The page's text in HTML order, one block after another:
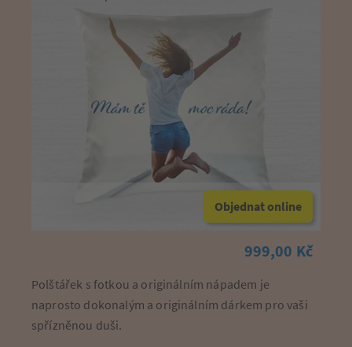
Objednat online
999,00 Kč
Polštářek s fotkou a originálním nápadem je
naprosto dokonalým a originálním dárkem pro vaši
spřízněnou duši.